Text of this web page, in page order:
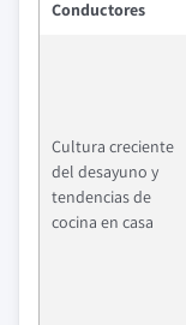
Conductores
Cultura creciente
del desayuno y
tendencias de
cocina en casa